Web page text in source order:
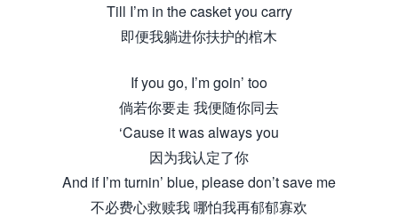
Till I’m in the casket you carry
即便我躺进你扶护的棺木
If you go, I’m goin’ too
倘若你要走 我便随你同去
‘Cause it was always you
因为我认定了你
And if I’m turnin’ blue, please don’t save me
不必费心救赎我 哪怕我再郁郁寡欢